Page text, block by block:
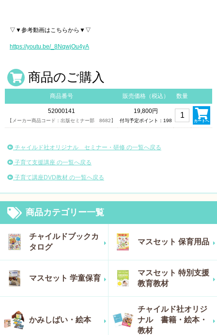
▽▼参考動画はこちらから▼▽
https://youtu.be/_8NqwjOu4yA
商品のご購入
商品番号 販売価格（税込） 数量
52000141
【メーカー商品コード：出版セミナー部 8682】
19,800円
付与予定ポイント：198 カートへ
チャイルド社オリジナル セミナー・研修 の一覧へ戻る
子育て支援講座 の一覧へ戻る
子育て講座DVD教材 の一覧へ戻る
商品カテゴリー一覧
チャイルドブックカ
タログ
マスセット 保育用品
マスセット 学童保育
マスセット 特別支援
教育教材
かみしばい・絵本
チャイルド社オリジ
ナル 書籍・絵本・
教材